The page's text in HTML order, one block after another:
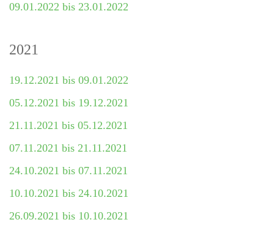
09.01.2022 bis 23.01.2022
2021
19.12.2021 bis 09.01.2022
05.12.2021 bis 19.12.2021
21.11.2021 bis 05.12.2021
07.11.2021 bis 21.11.2021
24.10.2021 bis 07.11.2021
10.10.2021 bis 24.10.2021
26.09.2021 bis 10.10.2021